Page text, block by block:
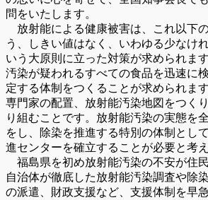
問をいたします。
放射能による健康被害は、これ以下
う、しきい値はなく、いわゆる少なけ
いう大原則に立った対策が求められま
汚染が疑われるすべての食品を迅速に
定する体制をつくることが求められま
専門家の配置、放射能汚染地図をつく
り組むことです。放射能汚染の実態を
をし、除染を推進する特別の体制とし
進センターを確立することが必要と考え
福島県を初め放射能汚染の不安が住
自治体が徹底した放射能汚染調査や除
の派遣、財政支援など、支援体制を早